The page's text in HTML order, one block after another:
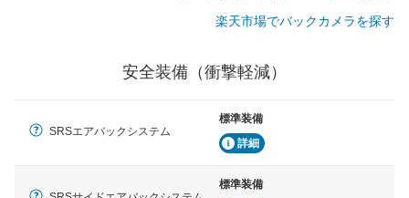
楽天市場でバックカメラを探す
安全装備（衝撃軽減）
SRSエアバックシステム
標準装備
詳細
標準装備